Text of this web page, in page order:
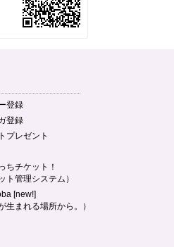
登録
登録
プレゼント
ちチケット！
ト管理システム）
[new!]
生まれる場所から。）